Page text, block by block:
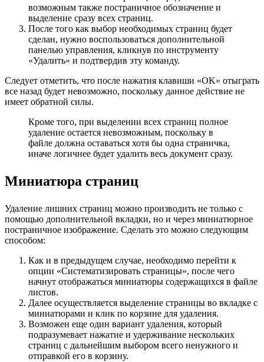
возможным также постраничное обозначение и
выделение сразу всех страниц.
После того как выбор необходимых страниц будет
сделан, нужно воспользоваться дополнительной
панелью управления, кликнув по инструменту
«Удалить» и подтвердив эту команду.
Следует отметить, что после нажатия клавиши «OK» отыграть
все назад будет невозможно, поскольку данное действие не
имеет обратной силы.
Кроме того, при выделении всех страниц полное
удаление остается невозможным, поскольку в
файле должна оставаться хотя бы одна страничка,
иначе логичнее будет удалить весь документ сразу.
Миниатюра страниц
Удаление лишних страниц можно производить не только с
помощью дополнительной вкладки, но и через миниатюрное
постраничное изображение. Сделать это можно следующим
способом:
Как и в предыдущем случае, необходимо перейти к
опции «Систематизировать страницы», после чего
начнут отображаться миниатюры содержащихся в файле
листов.
Далее осуществляется выделение страницы во вкладке с
миниатюрами и клик по корзине для удаления.
Возможен еще один вариант удаления, который
подразумевает нажатие и удерживание нескольких
страниц с дальнейшим выбором всего ненужного и
отправкой его в корзину.